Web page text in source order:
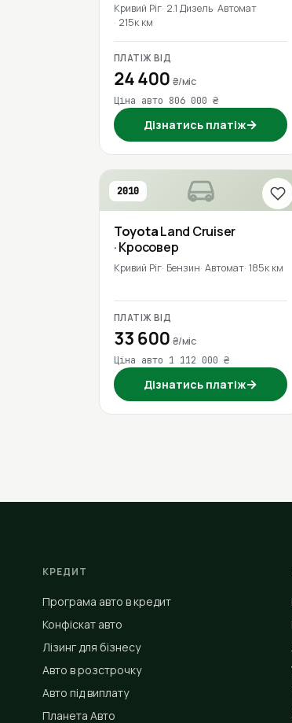
Кривий Ріг 2.1 Дизель Автомат
215к км
ПЛАТІЖ ВІД
24 400 ₴/міс
Ціна авто 806 000 ₴
Дізнатись платіж→
2010
ToyotaLand Cruiser
· Кросовер
Кривий Ріг Бензин Автомат 185к км
ПЛАТІЖ ВІД
33 600 ₴/міс
Ціна авто 1 112 000 ₴
Дізнатись платіж→
КРЕДИТ
Програма авто в кредит
Конфіскат авто
Лізинг для бізнесу
Авто в розстрочку
Авто під виплату
Планета Авто